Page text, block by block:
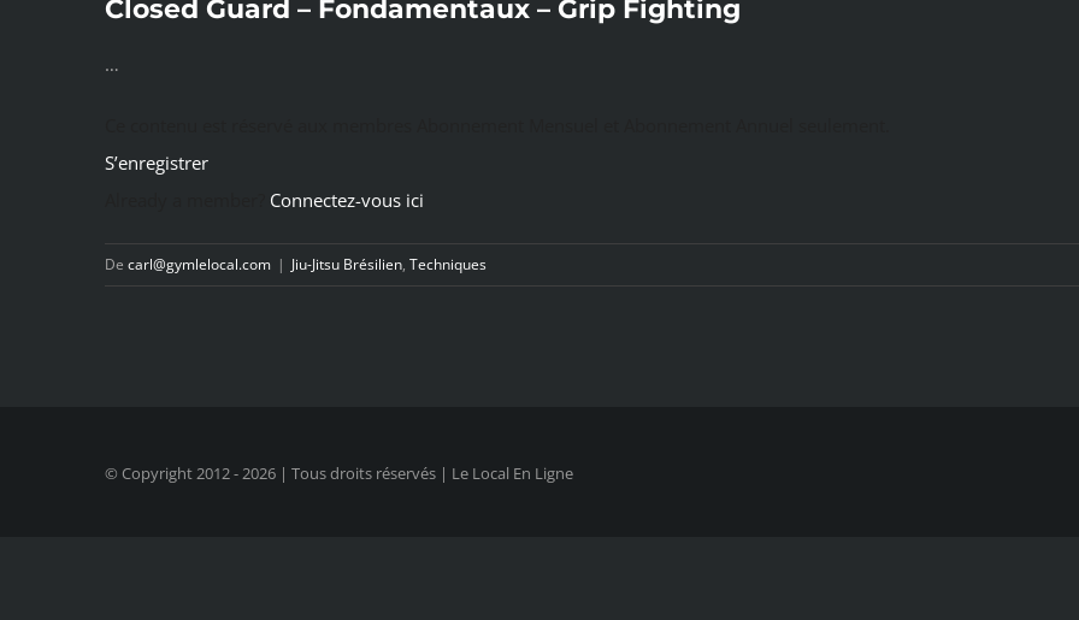
Closed Guard – Fondamentaux – Grip Fighting
…
S’enregistrer
Connectez-vous ici
De carl@gymlelocal.com | Jiu-Jitsu Brésilien, Techniques
© Copyright 2012 -2026 | Tous droits réservés | Le Local En Ligne